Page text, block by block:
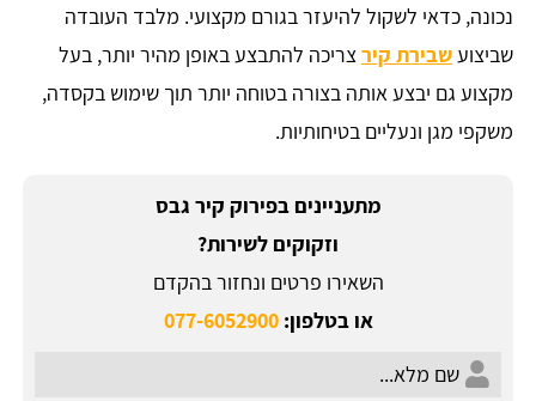
נכונה, כדאי לשקול להיעזר בגורם מקצועי. מלבד העובדה
שביצועשבירת קירצריכה להתבצע באופן מהיר יותר, בעל
מקצוע גם יבצע אותה בצורה בטוחה יותר תוך שימוש בקסדה,
משקפי מגן ונעליים בטיחותיות.
מתעניינים בפירוק קיר גבס
וזקוקים לשירות?
השאירו פרטים ונחזור בהקדם
או בטלפון:077-6052900